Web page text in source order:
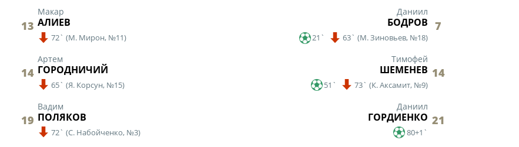
13
Макар
АЛИЕВ
72` (М. Мирон, №11)
7
Даниил
БОДРОВ
21` 63` (М. Зиновьев, №18)
14
Артем
ГОРОДНИЧИЙ
65` (Я. Корсун, №15)
14
Тимофей
ШЕМЕНЕВ
51` 73` (К. Аксамит, №9)
19
Вадим
ПОЛЯКОВ
72` (С. Набойченко, №3)
21
Даниил
ГОРДИЕНКО
80+1`